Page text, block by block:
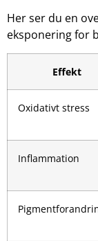
Her ser du en
eksponering for
Effekt
Oxidativt stress
Inflammation